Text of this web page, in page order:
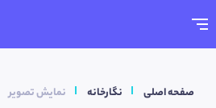
صفحه اصلی نگارخانه نمایش تصویر